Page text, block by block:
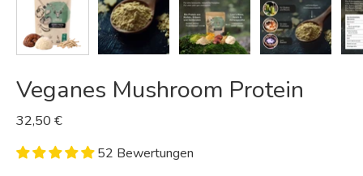
Veganes Mushroom Protein
32,50 €
52 Bewertungen